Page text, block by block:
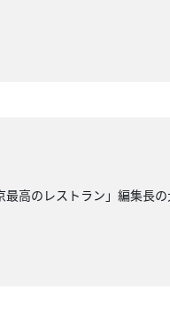
高のレストラン」編集長の